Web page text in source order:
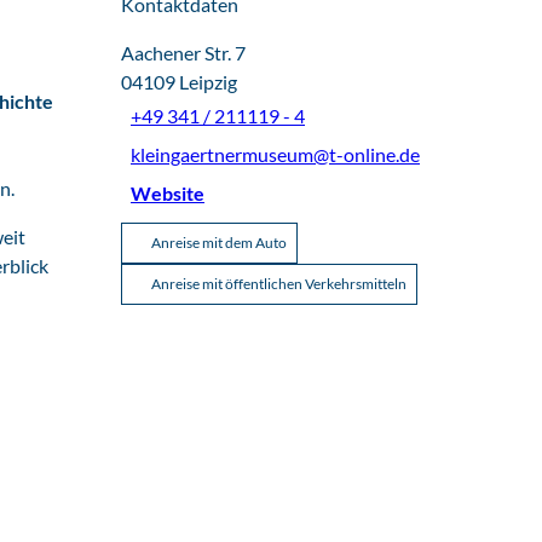
Aachener Str. 7
04109 Leipzig
+49 341 / 211119 - 4
kleingaertnermuseum@t-online.de
Website
Anreise mit dem Auto
Anreise mit öffentlichen Verkehrsmitteln